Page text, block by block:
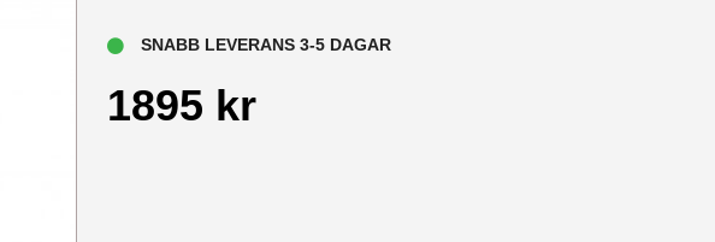
SNABB LEVERANS 3-5 DAGAR
1895 kr